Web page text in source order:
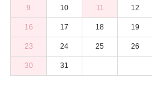
9 10 11 12
16 17 18 19
23 24 25 26
30 31